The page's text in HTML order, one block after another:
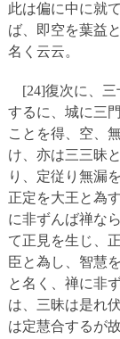
此は偏に中に就
ば、即空を葉益
名く云云。
[24]復次に、三
するに、城に三
ことを得、空、
け、亦は三三昧
り、定従り無漏
正定を大王と為
に非ずんば禅な
て正見を生じ、
臣と為し、智慧
と名く、禅に非
は、三昧は是れ
は定慧合するが